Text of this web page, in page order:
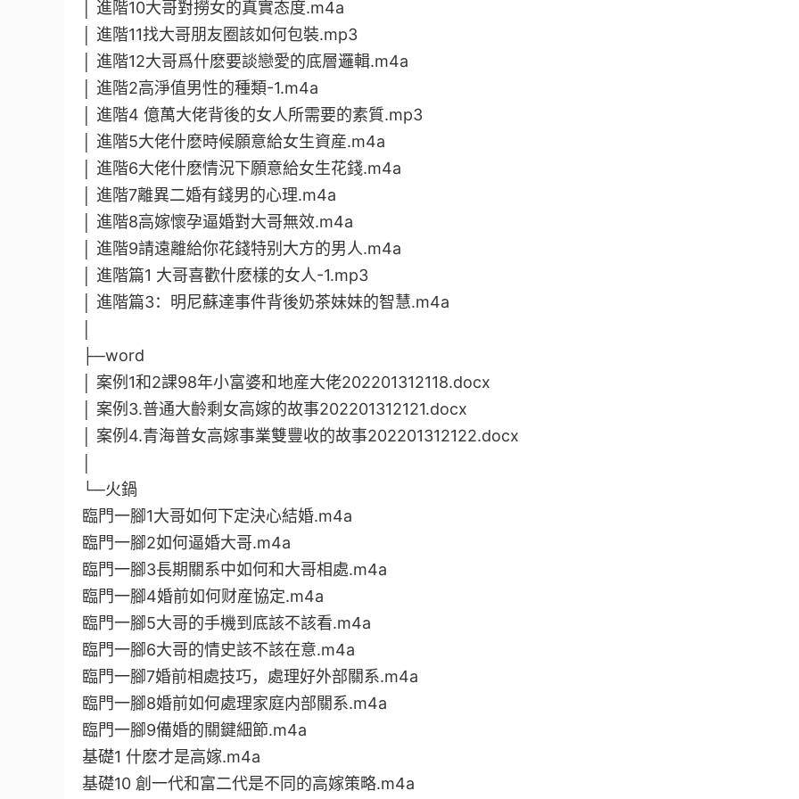
│ 進階10大哥對撈女的真實态度.m4a
│ 進階11找大哥朋友圈該如何包裝.mp3
│ 進階12大哥爲什麽要談戀愛的底層邏輯.m4a
│ 進階2高淨值男性的種類-1.m4a
│ 進階4 億萬大佬背後的女人所需要的素質.mp3
│ 進階5大佬什麽時候願意給女生資産.m4a
│ 進階6大佬什麽情況下願意給女生花錢.m4a
│ 進階7離異二婚有錢男的心理.m4a
│ 進階8高嫁懷孕逼婚對大哥無效.m4a
│ 進階9請遠離給你花錢特别大方的男人.m4a
│ 進階篇1 大哥喜歡什麽樣的女人-1.mp3
│ 進階篇3：明尼蘇達事件背後奶茶妹妹的智慧.m4a
├─word
│ 案例1和2課98年小富婆和地産大佬202201312118.docx
│ 案例3.普通大齡剩女高嫁的故事202201312121.docx
│ 案例4.青海普女高嫁事業雙豐收的故事202201312122.docx
└─火鍋
臨門一腳1大哥如何下定決心結婚.m4a
臨門一腳2如何逼婚大哥.m4a
臨門一腳3長期關系中如何和大哥相處.m4a
臨門一腳4婚前如何财産協定.m4a
臨門一腳5大哥的手機到底該不該看.m4a
臨門一腳6大哥的情史該不該在意.m4a
臨門一腳7婚前相處技巧，處理好外部關系.m4a
臨門一腳8婚前如何處理家庭内部關系.m4a
臨門一腳9備婚的關鍵細節.m4a
基礎1 什麽才是高嫁.m4a
基礎10 創一代和富二代是不同的高嫁策略.m4a